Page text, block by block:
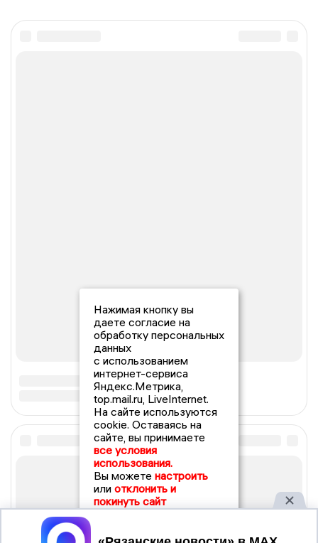
Нажимая кнопку вы
даете согласие на
обработку персональных
данных
с использованием
интернет-сервиса
Яндекс.Метрика,
top.mail.ru, LiveInternet.
На сайте используются
cookie. Оставаясь на
сайте, вы принимаете
все условия
использования.
Вы можете настроить
или отклонить и
покинуть сайт
Принять